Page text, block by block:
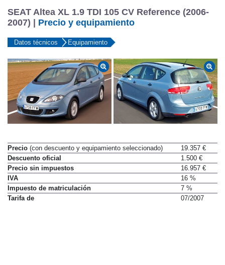
SEAT Altea XL 1.9 TDI 105 CV Reference (2006-
2007) | Precio y equipamiento
Datos técnicos Equipamiento
Precio (con descuento y equipamiento seleccionado)
19.357 €
Descuento oficial
1.500 €
Precio sin impuestos
16.957 €
IVA
16 %
Impuesto de matriculación
7 %
Tarifa de
07/2007